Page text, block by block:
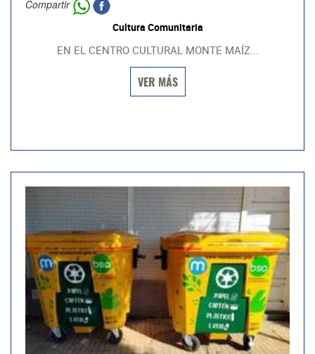
Compartir
Cultura Comunitaria
EN EL CENTRO CULTURAL MONTE MAÍZ...
VER MÁS